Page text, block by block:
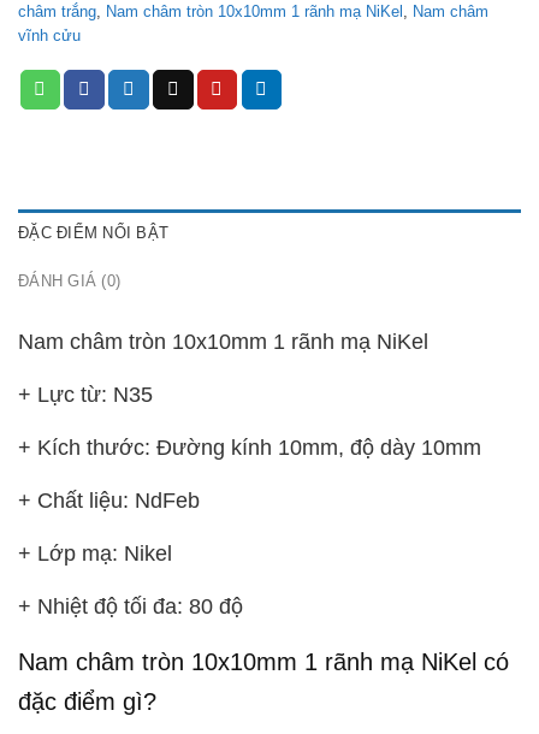
châm trắng, Nam châm tròn 10x10mm 1 rãnh mạ NiKel , Nam châm
vĩnh cửu
ĐẶC ĐIỂM NỔI BẬT
ĐÁNH GIÁ (0)
Nam châm tròn 10x10mm 1 rãnh mạ NiKel
+ Lực từ: N35
+ Kích thước: Đường kính 10mm, độ dày 10mm
+ Chất liệu: NdFeb
+ Lớp mạ: Nikel
+ Nhiệt độ tối đa: 80 độ
Nam châm tròn 10x10mm 1 rãnh mạ NiKel có
đặc điểm gì?